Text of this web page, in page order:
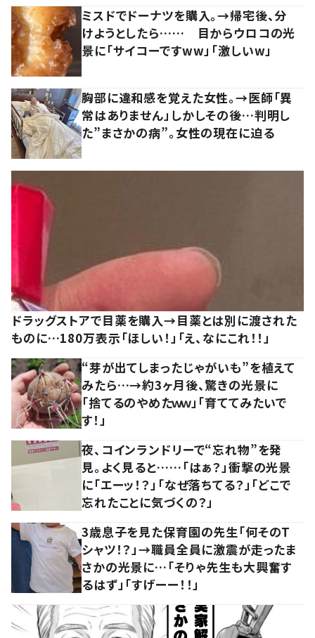
ミスドでドーナツを購入。→帰宅後、分
けようとしたら…… 目からウロコの光
景に「サイコーですww」「激しいw」
胸部に違和感を覚えた女性。→医師「異
常はありません」しかしその後…判明し
た”まさかの病”。女性の現在に迫る
ドラッグストアで目薬を購入→目薬とは別に渡された
ものに…180万表示「ほしい！」「え、なにこれ！！」
“芽が出てしまったじゃがいも”を植えて
みたら…→約3ヶ月後、驚きの光景に
「捨てるのやめたｗｗ」「育ててみたいで
す！」
夜、コインランドリーで“忘れ物”を発
見。よく見ると……「はぁ？」衝撃の光景
に「エーッ！？」「なぜ落ちてる？」「どこで
忘れたことに気づくの？」
3歳息子を見た保育園の先生「何そのT
シャツ！？」→職員全員に激震が走ったま
さかの光景に…「そりゃ先生も大興奮す
るはず」「すげーー！！」